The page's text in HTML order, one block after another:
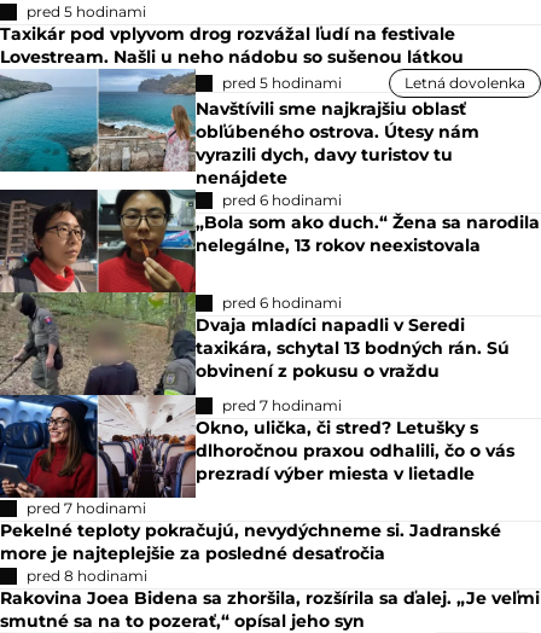
pred 5 hodinami
Taxikár pod vplyvom drog rozvážal ľudí na festivale
Lovestream. Našli u neho nádobu so sušenou látkou
pred 5 hodinami Letná dovolenka
Navštívili sme najkrajšiu oblasť
obľúbeného ostrova. Útesy nám
vyrazili dych, davy turistov tu
nenájdete
pred 6 hodinami
„Bola som ako duch.“ Žena sa narodila
nelegálne, 13 rokov neexistovala
pred 6 hodinami
Dvaja mladíci napadli v Seredi
taxikára, schytal 13 bodných rán. Sú
obvinení z pokusu o vraždu
pred 7 hodinami
Okno, ulička, či stred? Letušky s
dlhoročnou praxou odhalili, čo o vás
prezradí výber miesta v lietadle
pred 7 hodinami
Pekelné teploty pokračujú, nevydýchneme si. Jadranské
more je najteplejšie za posledné desaťročia
pred 8 hodinami
Rakovina Joea Bidena sa zhoršila, rozšírila sa ďalej. „Je veľmi
smutné sa na to pozerať,“ opísal jeho syn